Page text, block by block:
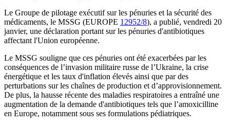
Le Groupe de pilotage exécutif sur les pénuries et la sécurité des
médicaments, le MSSG (EUROPE 12952/8), a publié, vendredi 20
janvier, une déclaration portant sur les pénuries d'antibiotiques
affectant l'Union européenne.
Le MSSG souligne que ces pénuries ont été exacerbées par les
conséquences de l’invasion militaire russe de l’Ukraine, la crise
énergétique et les taux d'inflation élevés ainsi que par des
perturbations sur les chaînes de production et d’approvisionnement.
De plus, la hausse récente des maladies respiratoires a entraîné une
augmentation de la demande d'antibiotiques tels que l’amoxicilline
en Europe, notamment sous ses formulations pédiatriques.